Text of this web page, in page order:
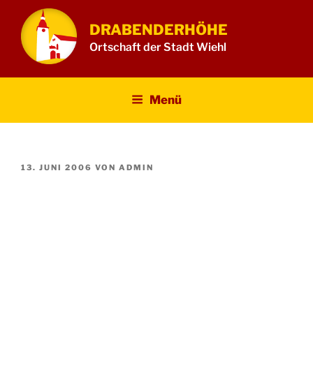
Inhalt
springen
DRABENDERHÖHE
Ortschaft der Stadt Wiehl
Menü
VERÖFFENTLICHT
13. JUNI 2006 VON ADMIN